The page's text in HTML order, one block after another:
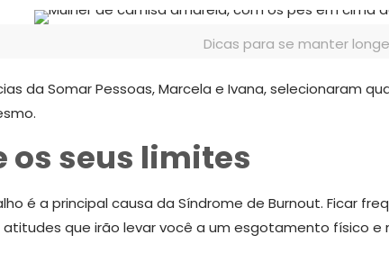
Dicas para se manter
da Somar Pessoas, Marcela e Ivana, selecionaram
os seus limites
é a principal causa da Síndrome de Burnout. Ficar
que irão levar você a um esgotamento físico e